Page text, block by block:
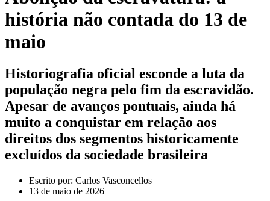
história não contada do 13 de
maio
Historiografia oficial esconde a luta da
população negra pelo fim da escravidão.
Apesar de avanços pontuais, ainda há
muito a conquistar em relação aos
direitos dos segmentos historicamente
excluídos da sociedade brasileira
Escrito por: Carlos Vasconcellos
13 de maio de 2026